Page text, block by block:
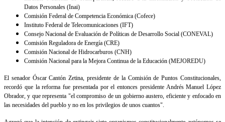
Datos Personales (Inai)
Comisión Federal de Competencia Económica (Cofece)
Instituto Federal de Telecomunicaciones (IFT)
Consejo Nacional de Evaluación de Políticas de Desarrollo Social (CONEVAL)
Comisión Reguladora de Energía (CRE)
Comisión Nacional de Hidrocarburos (CNH)
Comisión Nacional para la Mejora Continua de la Educación (MEJOREDU)
El senador Óscar Cantón Zetina, presidente de la Comisión de Puntos Constitucionales,
recordó que la reforma fue presentada por el entonces presidente Andrés Manuel López
Obrador, y que representa "el compromiso de un gobierno austero, eficiente y enfocado en
las necesidades del pueblo y no en los privilegios de unos cuantos".